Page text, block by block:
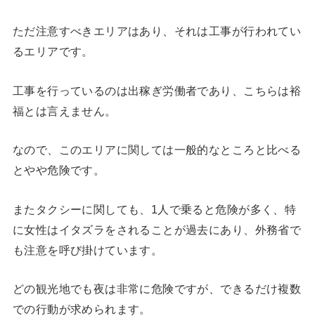
ただ注意すべきエリアはあり、それは工事が行われてい
るエリアです。
工事を行っているのは出稼ぎ労働者であり、こちらは裕
福とは言えません。
なので、このエリアに関しては一般的なところと比べる
とやや危険です。
またタクシーに関しても、1人で乗ると危険が多く、特
に女性はイタズラをされることが過去にあり、外務省で
も注意を呼び掛けています。
どの観光地でも夜は非常に危険ですが、できるだけ複数
での行動が求められます。